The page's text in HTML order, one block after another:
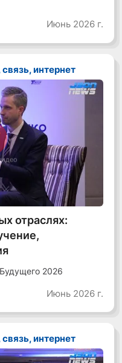
Июнь 2026 г.
интернет
отраслях:
2026
Июнь 2026 г.
интернет